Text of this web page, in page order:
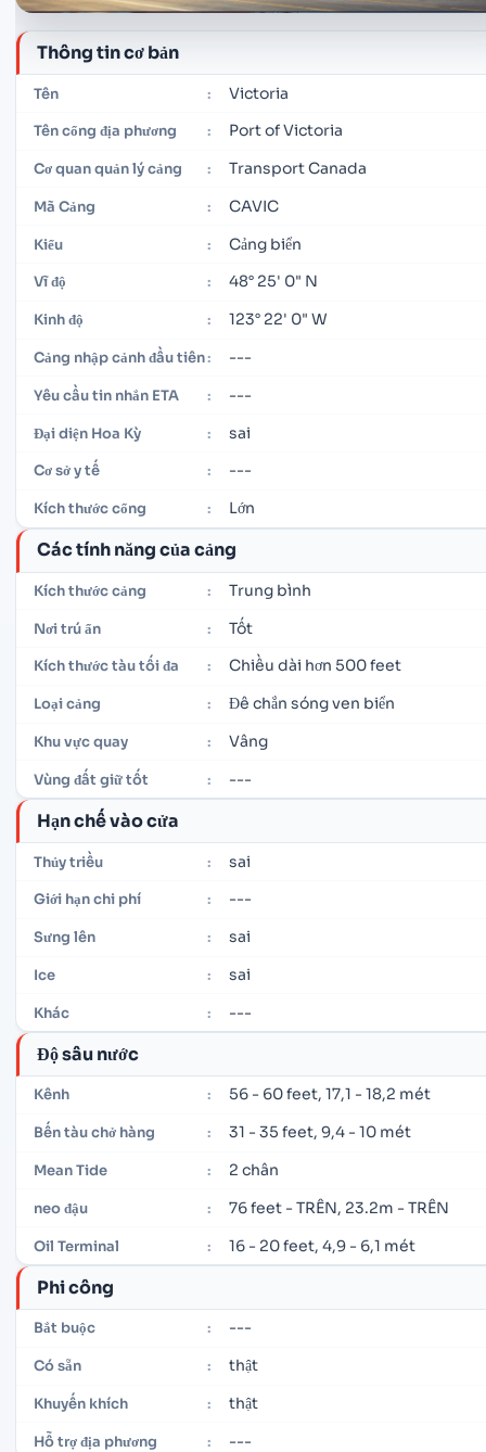
Thông tin cơ bản
Tên : Victoria
Tên cổng địa phương : Port of Victoria
Cơ quan quản lý cảng : Transport Canada
Mã Cảng : CAVIC
Kiểu : Cảng biển
Vĩ độ : 48° 25' 0" N
Kinh độ : 123° 22' 0" W
Cảng nhập cảnh đầu tiên: ---
Yêu cầu tin nhắn ETA : ---
Đại diện Hoa Kỳ : sai
Cơ sở y tế : ---
Kích thước cổng : Lớn
Các tính năng của cảng
Kích thước cảng : Trung bình
Nơi trú ẩn : Tốt
Kích thước tàu tối đa : Chiều dài hơn 500 feet
Loại cảng : Đê chắn sóng ven biển
Khu vực quay : Vâng
Vùng đất giữ tốt : ---
Hạn chế vào cửa
Thủy triều : sai
Giới hạn chi phí : ---
Sưng lên : sai
Ice : sai
Khác : ---
Độ sâu nước
Kênh : 56 - 60 feet, 17,1 - 18,2 mét
Bến tàu chở hàng : 31 - 35 feet, 9,4 - 10 mét
Mean Tide : 2 chân
neo đậu : 76 feet - TRÊN, 23.2m - TRÊN
Oil Terminal : 16 - 20 feet, 4,9 - 6,1 mét
Phi công
Bắt buộc : ---
Có sẵn : thật
Khuyến khích : thật
Hỗ trợ địa phương : ---